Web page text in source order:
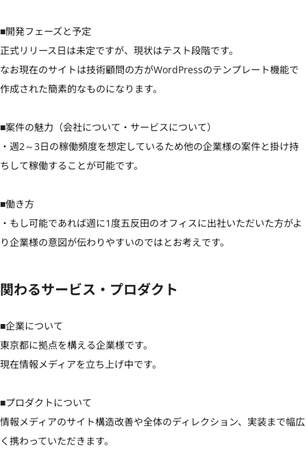
■開発フェーズと予定
正式リリース日は未定ですが、現状はテスト段階です。
なお現在のサイトは技術顧問の方がWordPressのテンプレート機能で
作成された簡素的なものになります。
■案件の魅力（会社について・サービスについて）
・週2～3日の稼働頻度を想定しているため他の企業様の案件と掛け持
ちして稼働することが可能です。
■働き方
・もし可能であれば週に1度五反田のオフィスに出社いただいた方がよ
り企業様の意図が伝わりやすいのではとお考えです。
関わるサービス・プロダクト
■企業について
東京都に拠点を構える企業様です。
現在情報メディアを立ち上げ中です。
■プロダクトについて
情報メディアのサイト構造改善や全体のディレクション、実装まで幅広
く携わっていただきます。